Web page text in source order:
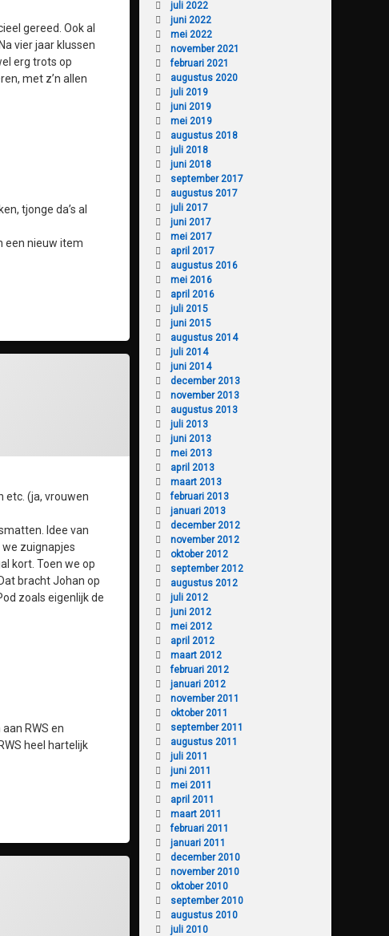
gereed. Ook al
vier jaar klussen
erg trots op
met z’n allen
tjonge da’s al
een nieuw item
etc. (ja, vrouwen
Idee van
zuignapjes
kort. Toen we op
bracht Johan op
zoals eigenlijk de
RWS en
heel hartelijk
juli 2022
juni 2022
mei 2022
november 2021
februari 2021
augustus 2020
juli 2019
juni 2019
mei 2019
augustus 2018
juli 2018
juni 2018
september 2017
augustus 2017
juli 2017
juni 2017
mei 2017
april 2017
augustus 2016
mei 2016
april 2016
juli 2015
juni 2015
augustus 2014
juli 2014
juni 2014
december 2013
november 2013
augustus 2013
juli 2013
juni 2013
mei 2013
april 2013
maart 2013
februari 2013
januari 2013
december 2012
november 2012
oktober 2012
september 2012
augustus 2012
juli 2012
juni 2012
mei 2012
april 2012
maart 2012
februari 2012
januari 2012
november 2011
oktober 2011
september 2011
augustus 2011
juli 2011
juni 2011
mei 2011
april 2011
maart 2011
februari 2011
januari 2011
december 2010
november 2010
oktober 2010
september 2010
augustus 2010
juli 2010